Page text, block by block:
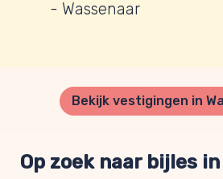
- Wassenaar
Bekijk vestigingen in
Op zoek naar bijles